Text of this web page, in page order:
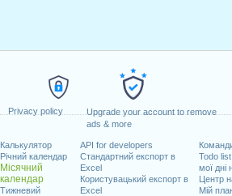
Privacy policy
Upgrade your account to remove
ads & more
Калькулятор
Річний календар
Місячний
календар
Тижневий
API for developers
Стандартний експорт в
Excel
Користувацький експорт в
Excel
Todo list
мої дні
Центр
Мій